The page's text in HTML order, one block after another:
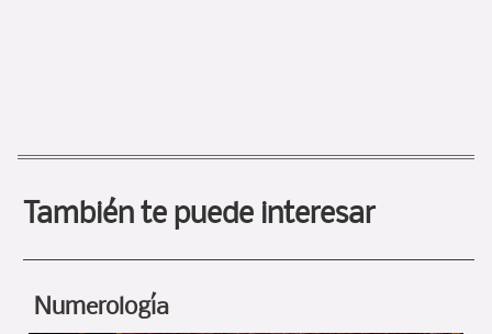
También te puede interesar
Numerología